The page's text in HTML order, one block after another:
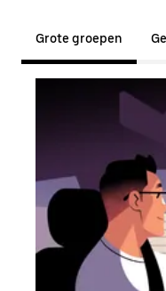
Grote groepen